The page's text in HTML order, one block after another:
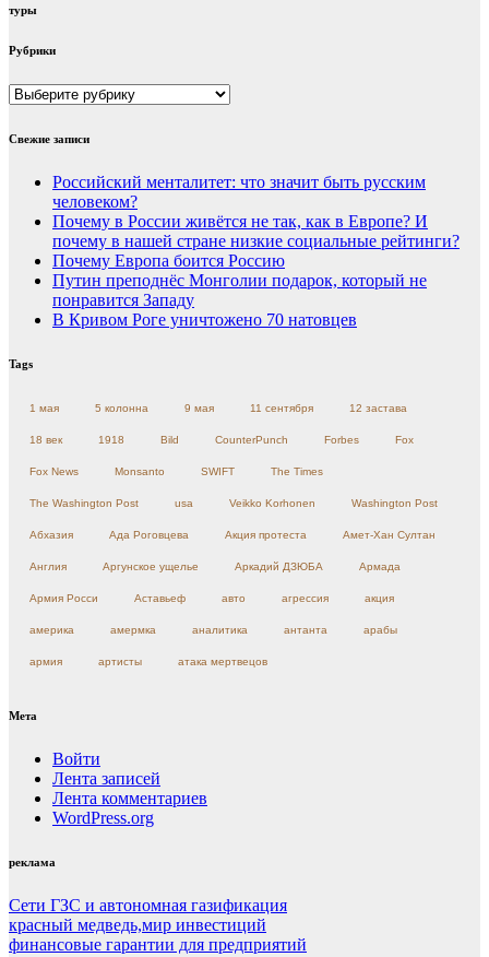
туры
Рубрики
Рубрики
Свежие записи
Российский менталитет: что значит быть русским
человеком?
Почему в России живётся не так, как в Европе? И
почему в нашей стране низкие социальные рейтинги?
Почему Европа боится Россию
Путин преподнёс Монголии подарок, который не
понравится Западу
В Кривом Роге уничтожено 70 натовцев
Tags
1 мая 5 колонна 9 мая 11 сентября 12 застава
18 век 1918 Bild CounterPunch Forbes Fox
Fox News Monsanto SWIFT The Times
The Washington Post usa Veikko Korhonen Washington Post
Абхазия Ада Роговцева Акция протеста Амет-Хан Султан
Англия Аргунское ущелье Аркадий ДЗЮБА Армада
Армия Росси Аставьеф авто агрессия акция
америка амермка аналитика антанта арабы
армия артисты атака мертвецов
Мета
Войти
Лента записей
Лента комментариев
WordPress.org
реклама
Сети ГЗС и автономная газификация
красный медведь,мир инвестиций
финансовые гарантии для предприятий